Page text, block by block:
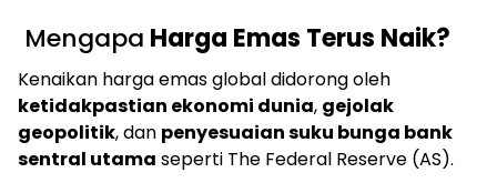
Mengapa Harga Emas Terus Naik?
Kenaikan harga emas global didorong oleh
ketidakpastian ekonomi dunia, gejolak
geopolitik, dan penyesuaian suku bunga bank
sentral utama seperti The Federal Reserve (AS).